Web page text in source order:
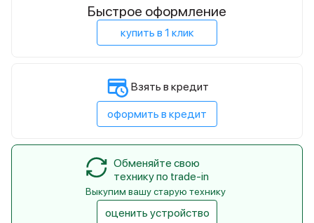
Быстрое оформление
купить в 1 клик
Взять в кредит
оформить в кредит
Обменяйте свою
технику по trade-in
Выкупим вашу старую технику
оценить устройство